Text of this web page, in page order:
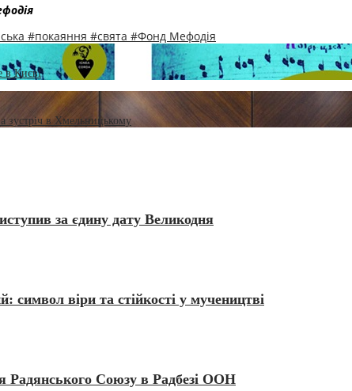
я
#покаяння #свята #Фонд Мефодія
в Києві
зустріч в Хмельницькому
за єдину дату Великодня
віри та стійкості у мучеництві
Радянського Союзу в Радбезі ООН